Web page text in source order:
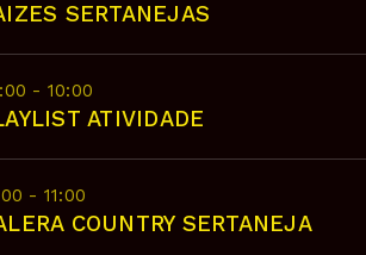
SERTANEJAS
- 10:00
ATIVIDADE
- 11:00
COUNTRY SERTANEJA